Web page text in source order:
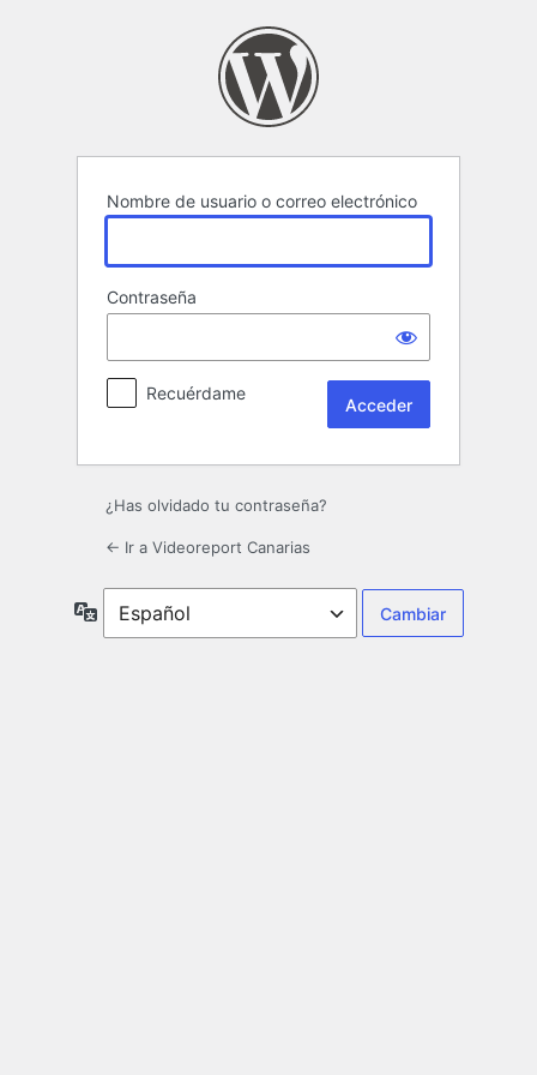
Nombre de usuario o correo electrónico
Contraseña
Recuérdame
¿Has olvidado tu contraseña?
← Ir a Videoreport Canarias
Idioma